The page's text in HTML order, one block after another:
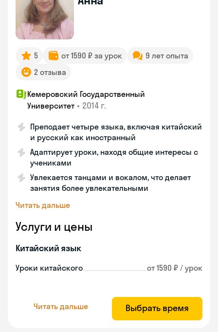
5 от 1590 ₽ за урок
9 лет опыта
2 отзыва
Кемеровский Государственный
Университет • 2014 г.
Преподает четыре языка, включая китайский
и русский как иностранный
Адаптирует уроки, находя общие интересы с
учениками
Увлекается танцами и вокалом, что делает
занятия более увлекательными
Читать дальше
Услуги и цены
Китайский язык
Уроки китайского от 1590 ₽ / урок
Читать дальше Выбрать время